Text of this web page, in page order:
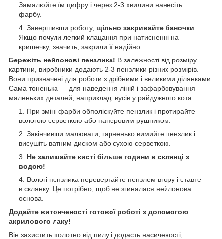
Замалюйте їм цифру і через 2-3 хвилини нанесіть
фарбу.
Завершивши роботу, щільно закривайте баночки
Якщо почули легкий клацання при натисненні на
кришечку, значить, закрили її надійно.
Бережіть нейлонові пензлика! В залежності від розміру
картини, виробники додають 2-3 пензлики різних розмірів.
Вони призначені для роботи з дрібними і великими ділянками.
Сама тоненька — для наведення ліній і зафарбовування
маленьких деталей, наприклад, вусів у райдужного кота.
При зміні фарби обполіскуйте пензлик і протирайте
вологою серветкою або паперовим рушником.
Закінчивши малювати, гарненько вимийте пензлик і
висушіть ватним диском або сухою серветкою.
Не залишайте кисті більше години в склянці з
водою!
Вологі пензлика перевертайте пензлем вгору і ставте
в склянку. Це потрібно, щоб не згиналася нейлонова
основа.
Додайте витонченості готової роботі з допомогою
акрилового лаку!
Він захистить полотно від пилу і додасть насиченості,